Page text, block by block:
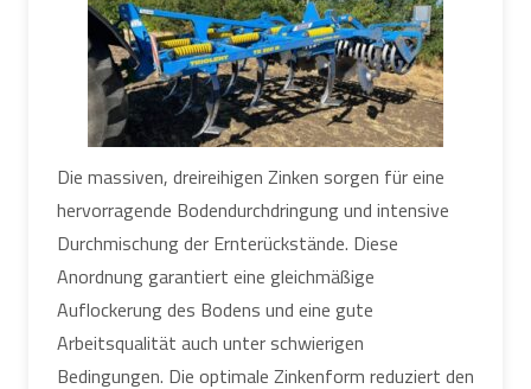
Die massiven, dreireihigen Zinken sorgen für eine
hervorragende Bodendurchdringung und intensive
Durchmischung der Ernterückstände. Diese
Anordnung garantiert eine gleichmäßige
Auflockerung des Bodens und eine gute
Arbeitsqualität auch unter schwierigen
Bedingungen. Die optimale Zinkenform reduziert den